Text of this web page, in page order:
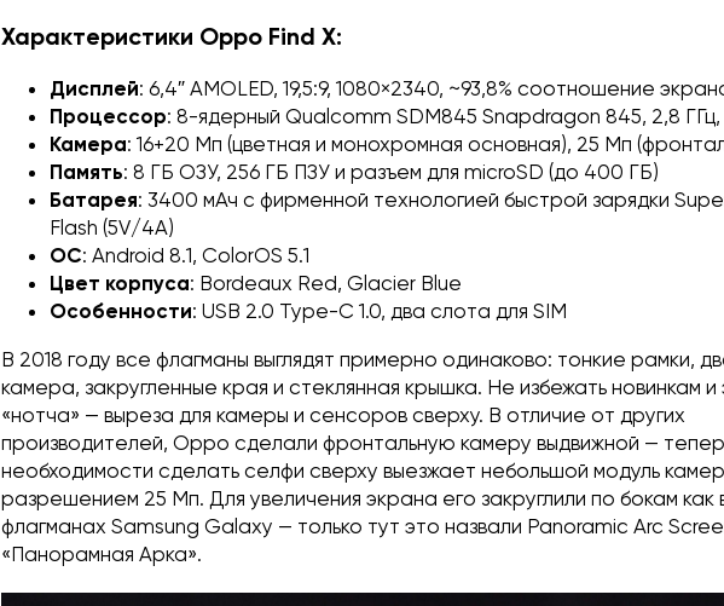
Характеристики Oppo Find X:
Дисплей: 6,4″ AMOLED, 19,5:9, 1080×2340, ~93,8% соотношение
Процессор: 8-ядерный Qualcomm SDM845 Snapdragon 845, 2,8
Камера: 16+20 Мп (цветная и монохромная основная), 25 Мп
Память: 8 ГБ ОЗУ, 256 ГБ ПЗУ и разъем для microSD (до 400 ГБ)
Батарея: 3400 мАч с фирменной технологией быстрой зарядки
Flash (5V/4A)
ОС: Android 8.1, ColorOS 5.1
Цвет корпуса: Bordeaux Red, Glacier Blue
Особенности: USB 2.0 Type-C 1.0, два слота для SIM
В 2018 году все флагманы выглядят примерно одинаково: тонкие рамки,
камера, закругленные края и стеклянная крышка. Не избежать новинкам и
«нотча» — выреза для камеры и сенсоров сверху. В отличие от других
производителей, Oppo сделали фронтальную камеру выдвижной —
необходимости сделать селфи сверху выезжает небольшой модуль
разрешением 25 Мп. Для увеличения экрана его закруглили по бокам как
флагманах Samsung Galaxy — только тут это назвали Panoramic Arc
«Панорамная Арка».